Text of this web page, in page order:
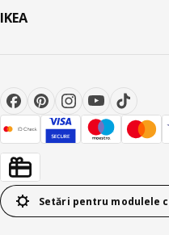
IKEA
Setări pentru modulele